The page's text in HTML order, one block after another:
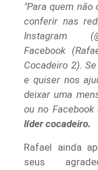
"Para quem não
conferir nas
Instagram
Facebook
Cocadeiro 2).
e quiser nos
deixar uma
ou no
líder cocadeiro.
Rafael ainda
seus